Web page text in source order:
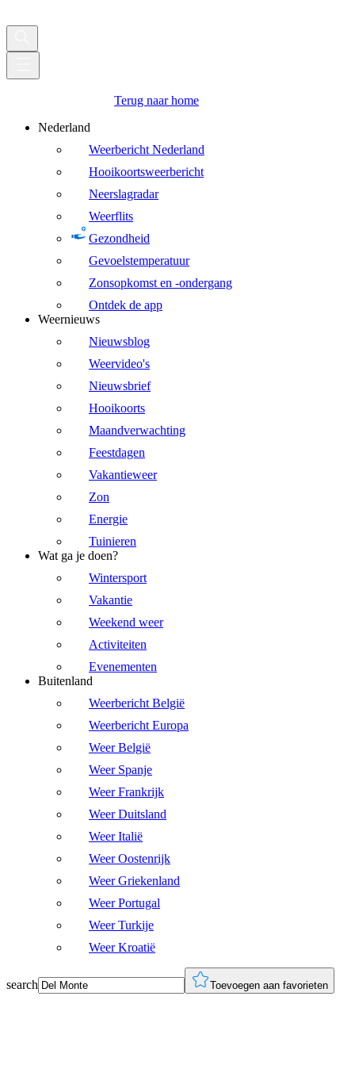
Terug naar home
Nederland
Weerbericht Nederland
Hooikoortsweerbericht
Neerslagradar
Weerflits
Gezondheid
Gevoelstemperatuur
Zonsopkomst en -ondergang
Ontdek de app
Weernieuws
Nieuwsblog
Weervideo's
Nieuwsbrief
Hooikoorts
Maandverwachting
Feestdagen
Vakantieweer
Zon
Energie
Tuinieren
Wat ga je doen?
Wintersport
Vakantie
Weekend weer
Activiteiten
Evenementen
Buitenland
Weerbericht België
Weerbericht Europa
Weer België
Weer Spanje
Weer Frankrijk
Weer Duitsland
Weer Italië
Weer Oostenrijk
Weer Griekenland
Weer Portugal
Weer Turkije
Weer Kroatië
search Toevoegen aan favorieten